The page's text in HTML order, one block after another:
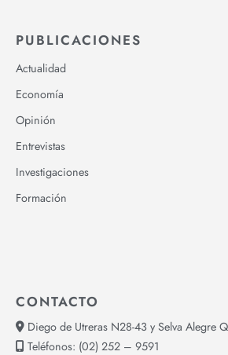
PUBLICACIONES
Actualidad
Economía
Opinión
Entrevistas
Investigaciones
Formación
CONTACTO
Diego de Utreras N28-43 y Selva Alegre
Teléfonos: (02) 252 – 9591